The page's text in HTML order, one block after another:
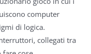
computer
di logica.
collegati tra